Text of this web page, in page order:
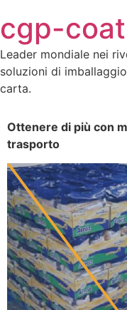
to
content
cgp-
Leader mondiale nei
soluzioni di
carta.
Ottenere di più con
trasporto